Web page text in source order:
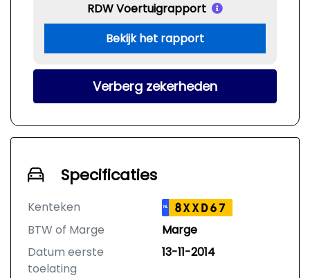
RDW Voertuigrapport
Bekijk het rapport
Verberg zekerheden
Specificaties
Kenteken NL 8XXD67
BTW of Marge
Marge
Datum eerste
toelating
13-11-2014